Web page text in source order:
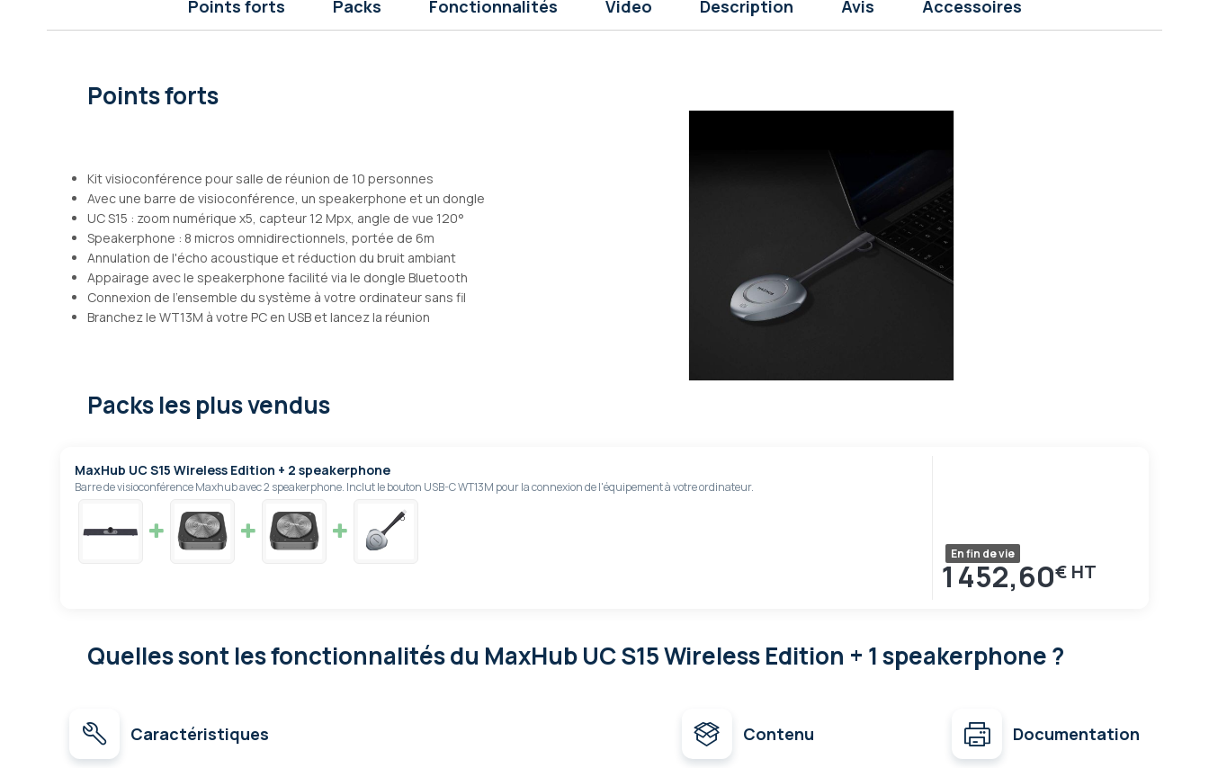
d’images
Points forts Packs Fonctionnalités Video Description Avis Accessoires
Points forts
Kit visioconférence pour salle de réunion de 10 personnes
Avec une barre de visioconférence, un speakerphone et un dongle
UC S15 : zoom numérique x5, capteur 12 Mpx, angle de vue 120°
Speakerphone : 8 micros omnidirectionnels, portée de 6m
Annulation de l'écho acoustique et réduction du bruit ambiant
Appairage avec le speakerphone facilité via le dongle Bluetooth
Connexion de l'ensemble du système à votre ordinateur sans fil
Branchez le WT13M à votre PC en USB et lancez la réunion
Packs les plus vendus
MaxHub UC S15 Wireless Edition + 2 speakerphone
Barre de visioconférence Maxhub avec 2 speakerphone. Inclut le bouton USB-C WT13M pour la connexion de l'équipement à votre ordinateur.
En fin de vie
1 452,60€
Quelles sont les fonctionnalitésdu MaxHub UC S15 Wireless Edition + 1 speakerphone ?
Caractéristiques Contenu Documentation